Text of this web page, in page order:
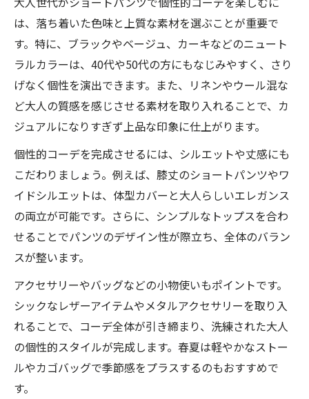
上品見えする個性的コーデの春スタイル提
案
春に似合うショートパンツ個性的コーデの
選び方
大人女子向け春の個性的コーデ徹底解説
個性的コーデで春のショートパンツを格上
40代女性に似合うショートパンツ術
40代向け個性的コーデでショートパンツを
品良く
個性的コーデが叶える40代の大人可愛い着
こなし
体型カバーも叶う40代の個性的コーデ術
痛く見えない40代個性的コーデのコツ
40代女性におすすめの個性的コーデアイデ
ア
黒ショートパンツを冬も個性的に纏う方法
は、落ち着いた色味と上質な素材を選ぶことが重要で
す。特に、ブラックやベージュ、カーキなどのニュート
ラルカラーは、40代や50代の方にもなじみやすく、さり
げなく個性を演出できます。また、リネンやウール混な
ど大人の質感を感じさせる素材を取り入れることで、カ
ジュアルになりすぎず上品な印象に仕上がります。
個性的コーデを完成させるには、シルエットや丈感にも
こだわりましょう。例えば、膝丈のショートパンツやワ
イドシルエットは、体型カバーと大人らしいエレガンス
の両立が可能です。さらに、シンプルなトップスを合わ
せることでパンツのデザイン性が際立ち、全体のバラン
スが整います。
アクセサリーやバッグなどの小物使いもポイントです。
シックなレザーアイテムやメタルアクセサリーを取り入
れることで、コーデ全体が引き締まり、洗練された大人
の個性的スタイルが完成します。春夏は軽やかなストー
ルやカゴバッグで季節感をプラスするのもおすすめで
す。